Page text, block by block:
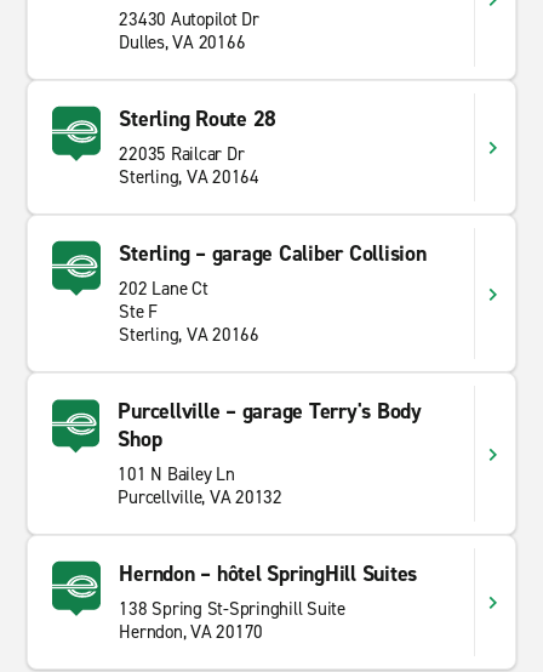
23430 Autopilot Dr
Dulles, VA 20166
Sterling Route 28
22035 Railcar Dr
Sterling, VA 20164
Sterling – garage Caliber Collision
202 Lane Ct
Ste F
Sterling, VA 20166
Purcellville – garage Terry's Body
Shop
101 N Bailey Ln
Purcellville, VA 20132
Herndon – hôtel SpringHill Suites
138 Spring St-Springhill Suite
Herndon, VA 20170